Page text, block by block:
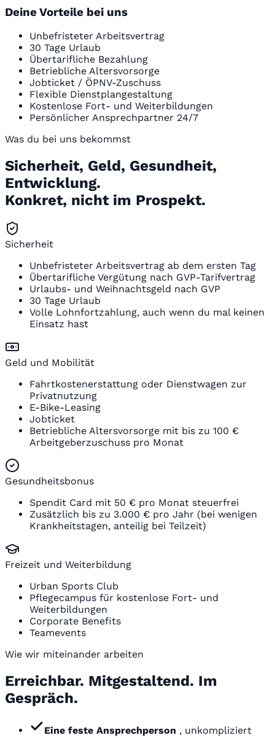
Deine Vorteile bei uns
Unbefristeter Arbeitsvertrag
30 Tage Urlaub
Übertarifliche Bezahlung
Betriebliche Altersvorsorge
Jobticket / ÖPNV-Zuschuss
Flexible Dienstplangestaltung
Kostenlose Fort- und Weiterbildungen
Persönlicher Ansprechpartner 24/7
Was du bei uns bekommst
Sicherheit, Geld, Gesundheit,
Entwicklung.
Konkret, nicht im Prospekt.
Sicherheit
Unbefristeter Arbeitsvertrag ab dem ersten Tag
Übertarifliche Vergütung nach GVP-Tarifvertrag
Urlaubs- und Weihnachtsgeld nach GVP
30 Tage Urlaub
Volle Lohnfortzahlung, auch wenn du mal keinen
Einsatz hast
Geld und Mobilität
Fahrtkostenerstattung oder Dienstwagen zur
Privatnutzung
E-Bike-Leasing
Jobticket
Betriebliche Altersvorsorge mit bis zu 100 €
Arbeitgeberzuschuss pro Monat
Gesundheitsbonus
Spendit Card mit 50 € pro Monat steuerfrei
Zusätzlich bis zu 3.000 € pro Jahr (bei wenigen
Krankheitstagen, anteilig bei Teilzeit)
Freizeit und Weiterbildung
Urban Sports Club
Pflegecampus für kostenlose Fort- und
Weiterbildungen
Corporate Benefits
Teamevents
Wie wir miteinander arbeiten
Erreichbar. Mitgestaltend. Im
Gespräch.
Eine feste Ansprechperson , unkompliziert